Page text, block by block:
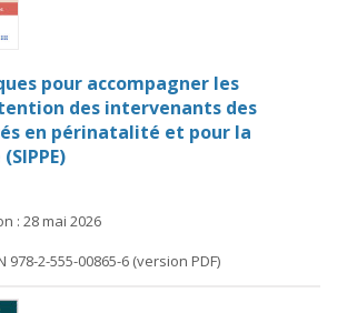
pour accompagner les
des intervenants des
en périnatalité et pour la
: 28 mai 2026
978-2-555-00865-6 (version PDF)